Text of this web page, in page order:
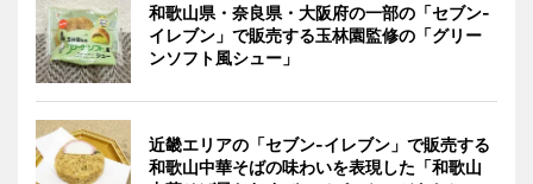
和歌山県・奈良県・大阪府の一部の「セブン-
イレブン」で販売する玉林園監修の「グリー
ンソフト風シュー」
近畿エリアの「セブン-イレブン」で販売する
和歌山中華そばの味わいを表現した「和歌山